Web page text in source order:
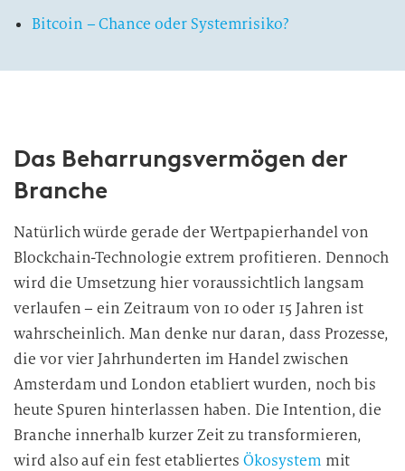
Bitcoin – Chance oder Systemrisiko?
Das Beharrungsvermögen der
Branche
Natürlich würde gerade der Wertpapierhandel von
Blockchain-Technologie extrem profitieren. Dennoch
wird die Umsetzung hier voraussichtlich langsam
verlaufen – ein Zeitraum von 10 oder 15 Jahren ist
wahrscheinlich. Man denke nur daran, dass Prozesse,
die vor vier Jahrhunderten im Handel zwischen
Amsterdam und London etabliert wurden, noch bis
heute Spuren hinterlassen haben. Die Intention, die
Branche innerhalb kurzer Zeit zu transformieren,
wird also auf ein fest etabliertesÖkosystem mit